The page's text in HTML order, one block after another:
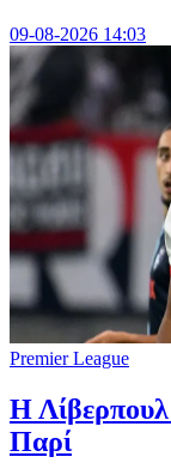
09-08-2026 14:03
Premier League
Η Λίβερπουλ
Παρί